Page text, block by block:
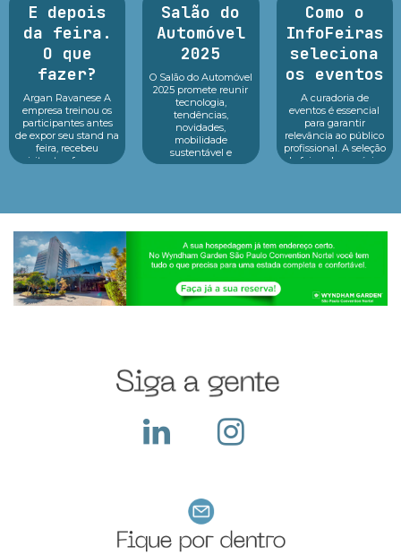
E depois
da feira.
O que
fazer?
Argan Ravanese A
empresa treinou os
participantes antes
de expor seu stand na
feira, recebeu
visitantes, fez o seu
Salão do
Automóvel
2025
O Salão do Automóvel
2025 promete reunir
tecnologia,
tendências,
novidades,
mobilidade
sustentável e
inovação em um só
Como o
InfoFeiras
seleciona
os eventos
A curadoria de
eventos é essencial
para garantir
relevância ao público
profissional. A seleção
de feiras de negócios